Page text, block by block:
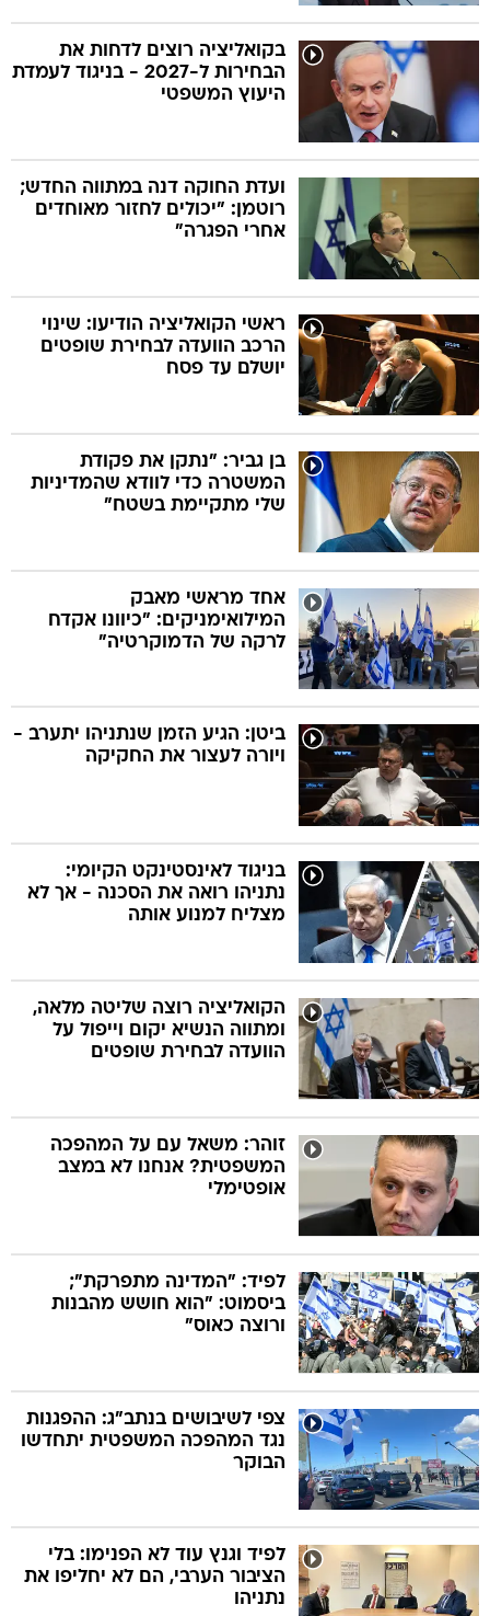
בקואליציה רוצים לדחות את
הבחירות ל-2027 - בניגוד לעמדת
היעוץ המשפטי
ועדת החוקה דנה במתווה החדש;
רוטמן: "יכולים לחזור מאוחדים
אחרי הפגרה"
ראשי הקואליציה הודיעו: שינוי
הרכב הוועדה לבחירת שופטים
יושלם עד פסח
בן גביר: "נתקן את פקודת
המשטרה כדי לוודא שהמדיניות
שלי מתקיימת בשטח"
אחד מראשי מאבק
המילואימניקים: "כיוונו אקדח
לרקה של הדמוקרטיה"
ביטן: הגיע הזמן שנתניהו יתערב -
ויורה לעצור את החקיקה
בניגוד לאינסטינקט הקיומי:
נתניהו רואה את הסכנה - אך לא
מצליח למנוע אותה
הקואליציה רוצה שליטה מלאה,
ומתווה הנשיא יקום וייפול על
הוועדה לבחירת שופטים
זוהר: משאל עם על המהפכה
המשפטית? אנחנו לא במצב
אופטימלי
לפיד: "המדינה מתפרקת";
ביסמוט: "הוא חושש מהבנות
ורוצה כאוס"
צפי לשיבושים בנתב"ג: ההפגנות
נגד המהפכה המשפטית יתחדשו
הבוקר
לפיד וגנץ עוד לא הפנימו: בלי
הציבור הערבי, הם לא יחליפו את
נתניהו